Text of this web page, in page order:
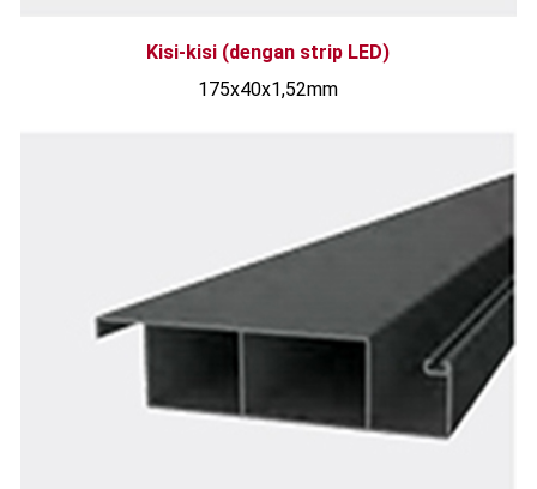
Kisi-kisi (dengan strip LED)
175x40x1,52mm